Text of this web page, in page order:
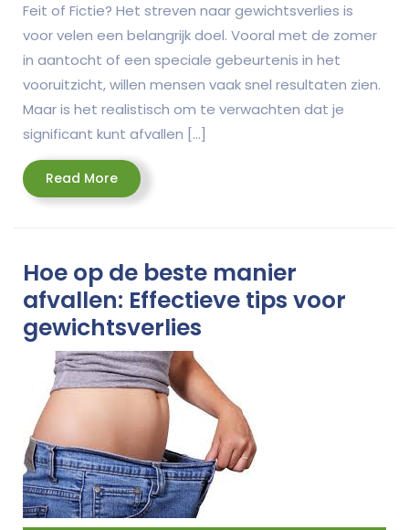
Feit of Fictie? Het streven naar gewichtsverlies is
voor velen een belangrijk doel. Vooral met de zomer
in aantocht of een speciale gebeurtenis in het
vooruitzicht, willen mensen vaak snel resultaten zien.
Maar is het realistisch om te verwachten dat je
significant kunt afvallen […]
Read MoreRead
More
Hoe op de beste manier
afvallen: Effectieve tips voor
gewichtsverlies